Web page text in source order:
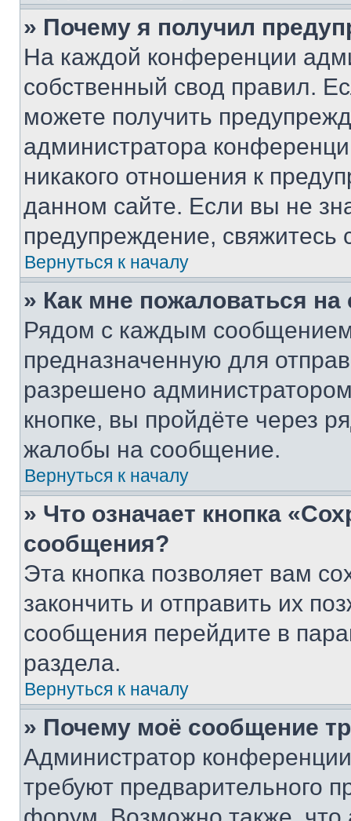
» Почему я получил
На каждой конференции
собственный свод правил.
можете получить
администратора
никакого отношения к
данном сайте. Если вы не
предупреждение,
Вернуться к началу
» Как мне пожаловаться
Рядом с каждым сообщением
предназначенную для
разрешено
кнопке, вы пройдёте через
жалобы на сообщение.
Вернуться к началу
» Что означает кнопка
сообщения?
Эта кнопка позволяет вам
закончить и отправить их
сообщения перейдите в
раздела.
Вернуться к началу
» Почему моё сообщение
Администратор
требуют предварительного